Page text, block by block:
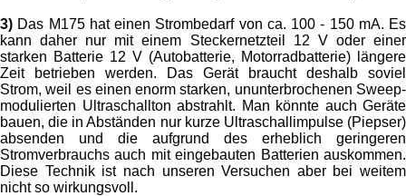
3) Das M175 hat einen Strombedarf von ca. 100 - 150 mA. Es
kann daher nur mit einem Steckernetzteil 12 V oder einer
starken Batterie 12 V (Autobatterie, Motorradbatterie) längere
Zeit betrieben werden. Das Gerät braucht deshalb soviel
Strom, weil es einen enorm starken, ununterbrochenen Sweep-
modulierten Ultraschallton abstrahlt. Man könnte auch Geräte
bauen, die in Abständen nur kurze Ultraschallimpulse (Piepser)
absenden und die aufgrund des erheblich geringeren
Stromverbrauchs auch mit eingebauten Batterien auskommen.
Diese Technik ist nach unseren Versuchen aber bei weitem
nicht so wirkungsvoll.